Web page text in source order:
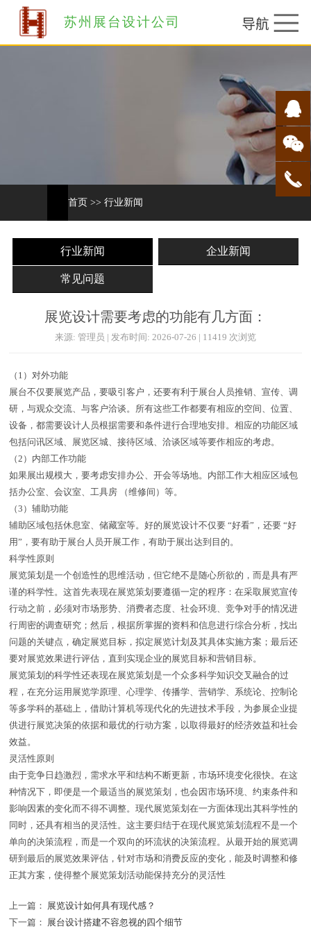
苏州展台设计公司
首页 >> 行业新闻
行业新闻 企业新闻
常见问题
展览设计需要考虑的功能有几方面：
来源: 管理员 | 发布时间: 2026-07-26 | 11419 次浏览
（1）对外功能
展台不仅要展览产品，要吸引客户，还要有利于展台人员推销、宣传、调
研，与观众交流、与客户洽谈。所有这些工作都要有相应的空间、位置、
设备，都需要设计人员根据需要和条件进行合理地安排。相应的功能区域
包括问讯区域、展览区城、接待区域、洽谈区域等要作相应的考虑。
（2）内部工作功能
如果展出规模大，要考虑安排办公、开会等场地。内部工作大相应区域包
括办公室、会议室、工具房 （维修间）等。
（3）辅助功能
辅助区域包括休息室、储藏室等。好的展览设计不仅要 “好看”，还要 “好
用”，要有助于展台人员开展工作，有助于展出达到目的。
科学性原则
展览策划是一个创造性的思维活动，但它绝不是随心所欲的，而是具有严
谨的科学性。这首先表现在展览策划要遵循一定的程序：在采取展览宣传
行动之前，必须对市场形势、消费者态度、社会环境、竞争对手的情况进
行周密的调查研究；然后，根据所掌握的资料和信息进行综合分析，找出
问题的关键点，确定展览目标，拟定展览计划及其具体实施方案；最后还
要对展览效果进行评估，直到实现企业的展览目标和营销目标。
展览策划的科学性还表现在展览策划是一个众多科学知识交叉融合的过
程，在充分运用展览学原理、心理学、传播学、营销学、系统论、控制论
等多学科的基础上，借助计算机等现代化的先进技术手段，为参展企业提
供进行展览决策的依据和最优的行动方案，以取得最好的经济效益和社会
效益。
灵活性原则
由于竞争日趋激烈，需求水平和结构不断更新，市场环境变化很快。在这
种情况下，即便是一个最适当的展览策划，也会因市场环境、约束条件和
影响因素的变化而不得不调整。现代展览策划在一方面体现出其科学性的
同时，还具有相当的灵活性。这主要归结于在现代展览策划流程不是一个
单向的决策流程，而是一个双向的环流状的决策流程。从最开始的展览调
研到最后的展览效果评估，针对市场和消费反应的变化，能及时调整和修
正其方案，使得整个展览策划活动能保持充分的灵活性
上一篇：
展览设计如何具有现代感？
下一篇：
展台设计搭建不容忽视的四个细节